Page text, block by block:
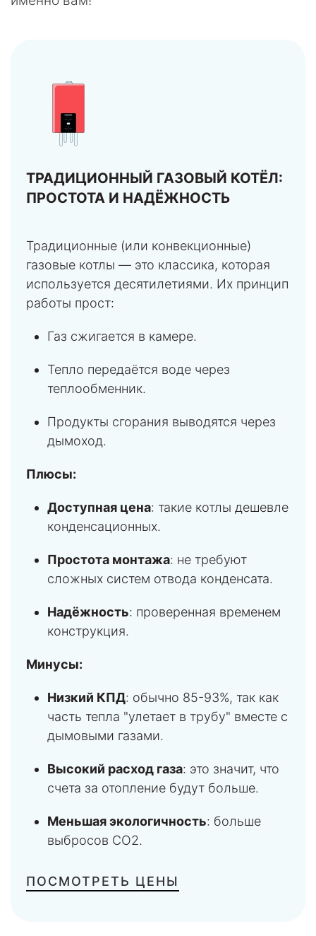
ТРАДИЦИОННЫЙ ГАЗОВЫЙ КОТЁЛ:
ПРОСТОТА И НАДЁЖНОСТЬ
Традиционные (или конвекционные)
газовые котлы — это классика, которая
используется десятилетиями. Их принцип
работы прост:
Газ сжигается в камере.
Тепло передаётся воде через
теплообменник.
Продукты сгорания выводятся через
дымоход.
Плюсы:
Доступная цена: такие котлы дешевле
конденсационных.
Простота монтажа: не требуют
сложных систем отвода конденсата.
Надёжность: проверенная временем
конструкция.
Минусы:
Низкий КПД: обычно 85-93%, так как
часть тепла "улетает в трубу" вместе с
дымовыми газами.
Высокий расход газа: это значит, что
счета за отопление будут больше.
Меньшая экологичность: больше
выбросов CO2.
ПОСМОТРЕТЬ ЦЕНЫ